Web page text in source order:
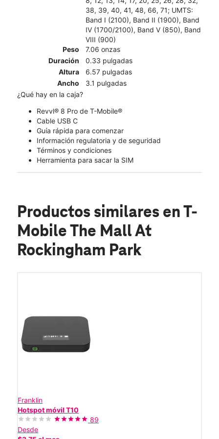
38, 39, 40, 41, 48, 66, 71; UMTS:
Band I (2100), Band II (1900), Band
IV (1700/2100), Band V (850), Band
VIII (900)
Peso
7.06 onzas
Duración
0.33 pulgadas
Altura
6.57 pulgadas
Ancho
3.1 pulgadas
¿Qué hay en la caja?
Revvl® 8 Pro de T-Mobile®
Cable USB C
Guía rápida para comenzar
Información regulatoria y de seguridad
Términos y condiciones
Herramienta para sacar la SIM
Productos similares en T-
Mobile The Mall At
Rockingham Park
Franklin
Hotspot móvil T10
89
Desde